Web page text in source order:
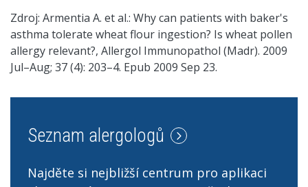
Zdroj: Armentia A. et al.: Why can patients with baker's
asthma tolerate wheat flour ingestion? Is wheat pollen
allergy relevant?, Allergol Immunopathol (Madr). 2009
Jul–Aug; 37 (4): 203–4. Epub 2009 Sep 23.
Seznam alergologů
Najděte si nejbližší centrum pro aplikaci